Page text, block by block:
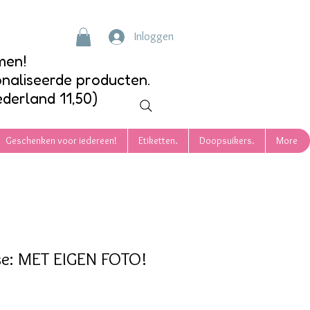
Inloggen
producten.
11,50)
Geschenken voor iedereen! Etiketten. Doopsuikers. More
MET EIGEN FOTO!